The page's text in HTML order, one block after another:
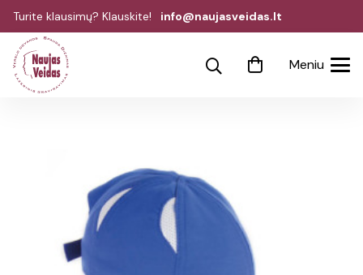
Turite klausimų? Klauskite! info@naujasveidas.lt
Meniu